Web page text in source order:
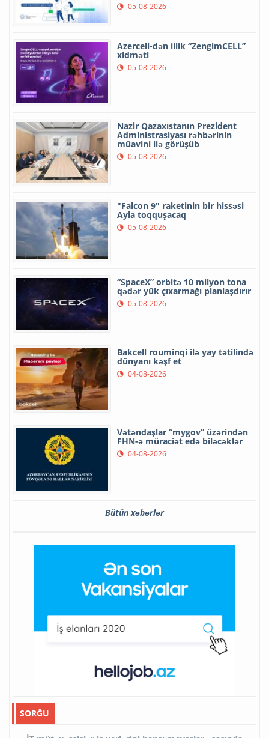
05-08-2026
Azercell-dən illik “ZengimCELL”
xidməti
05-08-2026
Nazir Qazaxıstanın Prezident
Administrasiyası rəhbərinin
müavini ilə görüşüb
05-08-2026
"Falcon 9" raketinin bir hissəsi
Ayla toqquşacaq
05-08-2026
“SpaceX” orbitə 10 milyon tona
qədər yük çıxarmağı planlaşdırır
05-08-2026
Bakcell rouminqi ilə yay tətilində
dünyanı kəşf et
04-08-2026
Vətəndaşlar “mygov” üzərindən
FHN-ə müraciət edə biləcəklər
04-08-2026
Bütün xəbərlər
SORĞU